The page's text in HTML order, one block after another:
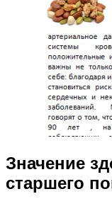
Значение
старшего